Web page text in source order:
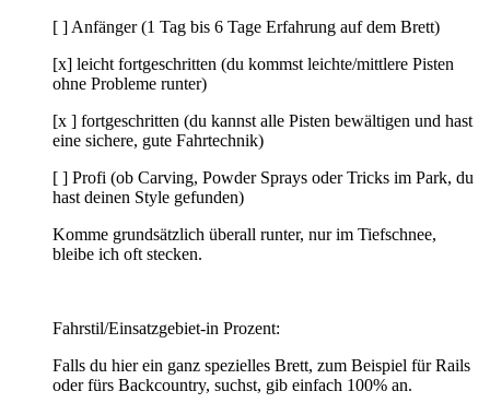
[ ] Anfänger (1 Tag bis 6 Tage Erfahrung auf dem Brett)
[x] leicht fortgeschritten (du kommst leichte/mittlere Pisten
ohne Probleme runter)
[x ] fortgeschritten (du kannst alle Pisten bewältigen und hast
eine sichere, gute Fahrtechnik)
[ ] Profi (ob Carving, Powder Sprays oder Tricks im Park, du
hast deinen Style gefunden)
Komme grundsätzlich überall runter, nur im Tiefschnee,
bleibe ich oft stecken.
Fahrstil/Einsatzgebiet-in Prozent:
Falls du hier ein ganz spezielles Brett, zum Beispiel für Rails
oder fürs Backcountry, suchst, gib einfach 100% an.